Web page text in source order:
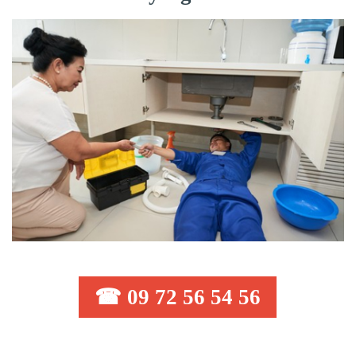
☎ 09 72 56 54 56